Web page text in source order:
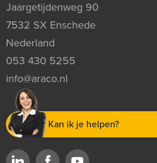
Jaargetijdenweg 90
7532 SX Enschede
Nederland
053 430 5255
info@araco.nl
Kan ik je helpen?